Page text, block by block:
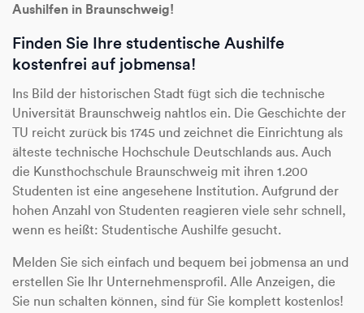
Aushilfen in Braunschweig!
Finden Sie Ihre studentische Aushilfe
kostenfrei auf jobmensa!
Ins Bild der historischen Stadt fügt sich die technische
Universität Braunschweig nahtlos ein. Die Geschichte der
TU reicht zurück bis 1745 und zeichnet die Einrichtung als
älteste technische Hochschule Deutschlands aus. Auch
die Kunsthochschule Braunschweig mit ihren 1.200
Studenten ist eine angesehene Institution. Aufgrund der
hohen Anzahl von Studenten reagieren viele sehr schnell,
wenn es heißt: Studentische Aushilfe gesucht.
Melden Sie sich einfach und bequem bei jobmensa an und
erstellen Sie Ihr Unternehmensprofil. Alle Anzeigen, die
Sie nun schalten können, sind für Sie komplett kostenlos!